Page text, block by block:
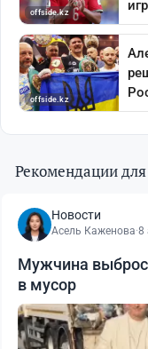
Рекомендации для
Новости
Асель Каженова·8
Мужчина
в мусор